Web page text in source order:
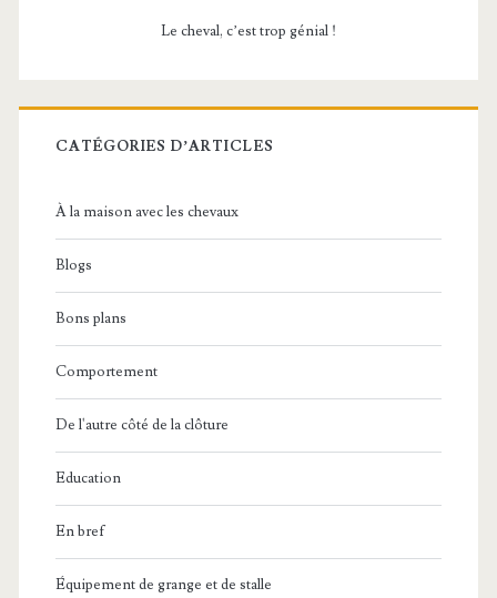
Le cheval, c’est trop génial !
CATÉGORIES D’ARTICLES
À la maison avec les chevaux
Blogs
Bons plans
Comportement
De l'autre côté de la clôture
Education
En bref
Équipement de grange et de stalle